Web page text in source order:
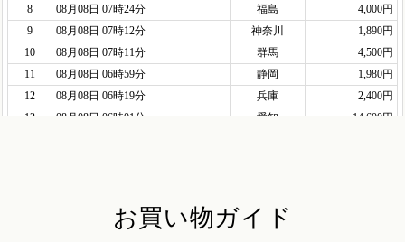
お買い物ガイド